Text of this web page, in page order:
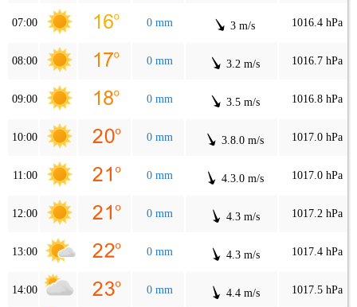
07:00 0 mm 3 m/s 1016.4 hPa
08:00 0 mm 3.2 m/s 1016.7 hPa
09:00 0 mm 3.5 m/s 1016.8 hPa
10:00 0 mm 3.8.0 m/s 1017.0 hPa
11:00 0 mm 4.3.0 m/s 1017.0 hPa
12:00 0 mm 4.3 m/s 1017.2 hPa
13:00 0 mm 4.3 m/s 1017.4 hPa
14:00 0 mm 4.4 m/s 1017.5 hPa